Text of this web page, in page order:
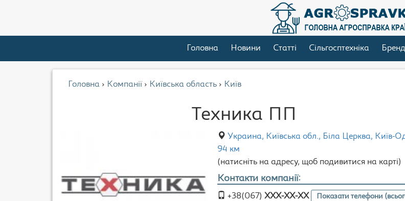
Головна Новини Статті Сільгосптехніка
Головна › Компанії › Київська область › Київ
Техника ПП
Украина, Київська обл., Біла Церква, Київ-
94 км
(натисніть на адресу, щоб подивитися на карті)
Контакти компанії:
+38(067)XXX-XX-XX Показати телефони